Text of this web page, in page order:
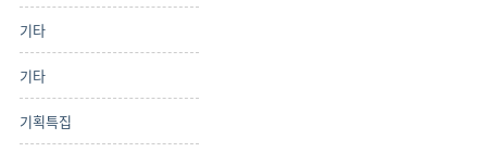
기타
기타
기획특집